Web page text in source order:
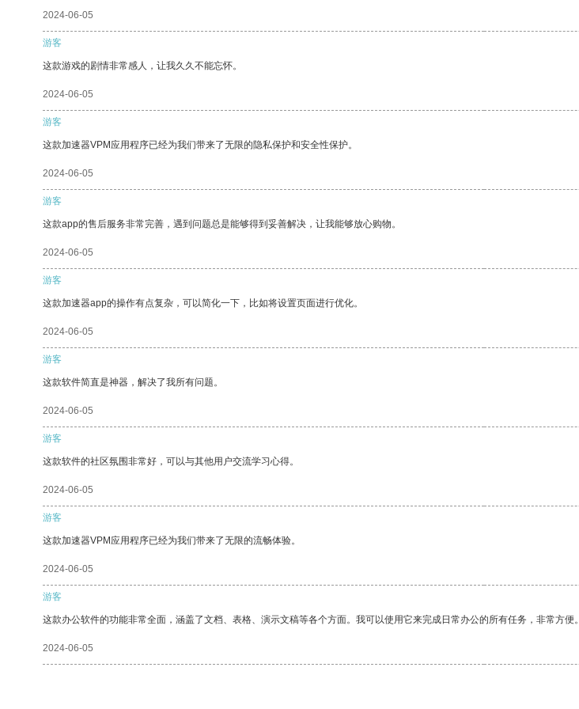
2024-06-05
游客
这款游戏的剧情非常感人，让我久久不能忘怀。
2024-06-05
游客
这款加速器VPM应用程序已经为我们带来了无限的隐私保护和安全性保护。
2024-06-05
游客
这款app的售后服务非常完善，遇到问题总是能够得到妥善解决，让我能够放心购物。
2024-06-05
游客
这款加速器app的操作有点复杂，可以简化一下，比如将设置页面进行优化。
2024-06-05
游客
这款软件简直是神器，解决了我所有问题。
2024-06-05
游客
这款软件的社区氛围非常好，可以与其他用户交流学习心得。
2024-06-05
游客
这款加速器VPM应用程序已经为我们带来了无限的流畅体验。
2024-06-05
游客
这款办公软件的功能非常全面，涵盖了文档、表格、演示文稿等各个方面。我可以使用它来完成日常办公的所有任务，非常方便。
2024-06-05